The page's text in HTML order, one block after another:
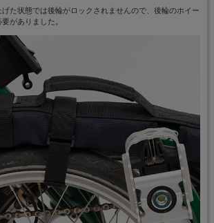
た状態では後輪がロックされませんので、後輪のホイー
がありました。